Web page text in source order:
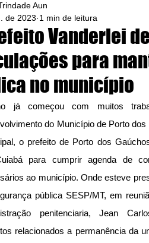
Vanderlei
para
no município
Aun
de 2023 1 min de leitura
já começou com muitos
do Município de Porto
o prefeito de Porto dos
para cumprir agenda de
ao município. Onde esteve
pública SESP/MT, em
penitenciaria, Jean
relacionados a permanência da